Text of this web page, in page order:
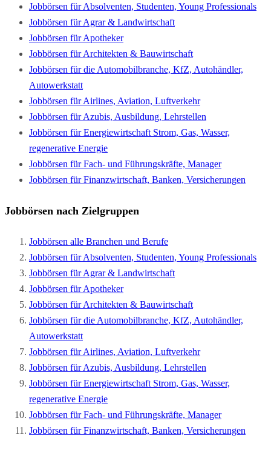
Jobbörsen für Absolventen, Studenten, Young Professionals
Jobbörsen für Agrar & Landwirtschaft
Jobbörsen für Apotheker
Jobbörsen für Architekten & Bauwirtschaft
Jobbörsen für die Automobilbranche, KfZ, Autohändler,
Autowerkstatt
Jobbörsen für Airlines, Aviation, Luftverkehr
Jobbörsen für Azubis, Ausbildung, Lehrstellen
Jobbörsen für Energiewirtschaft Strom, Gas, Wasser,
regenerative Energie
Jobbörsen für Fach- und Führungskräfte, Manager
Jobbörsen für Finanzwirtschaft, Banken, Versicherungen
Jobbörsen nach Zielgruppen
Jobbörsen alle Branchen und Berufe
Jobbörsen für Absolventen, Studenten, Young Professionals
Jobbörsen für Agrar & Landwirtschaft
Jobbörsen für Apotheker
Jobbörsen für Architekten & Bauwirtschaft
Jobbörsen für die Automobilbranche, KfZ, Autohändler,
Autowerkstatt
Jobbörsen für Airlines, Aviation, Luftverkehr
Jobbörsen für Azubis, Ausbildung, Lehrstellen
Jobbörsen für Energiewirtschaft Strom, Gas, Wasser,
regenerative Energie
Jobbörsen für Fach- und Führungskräfte, Manager
Jobbörsen für Finanzwirtschaft, Banken, Versicherungen